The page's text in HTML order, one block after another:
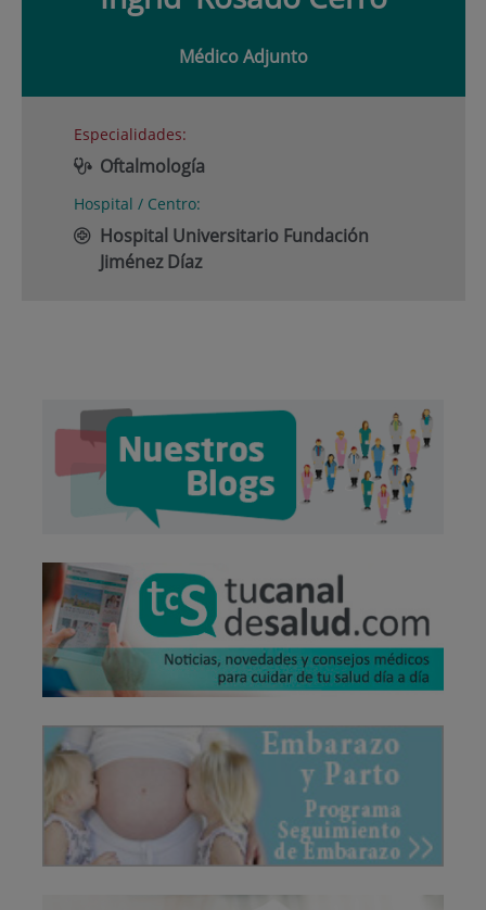
Médico Adjunto
Especialidades:
Oftalmología
Hospital / Centro:
Hospital Universitario Fundación
Jiménez Díaz